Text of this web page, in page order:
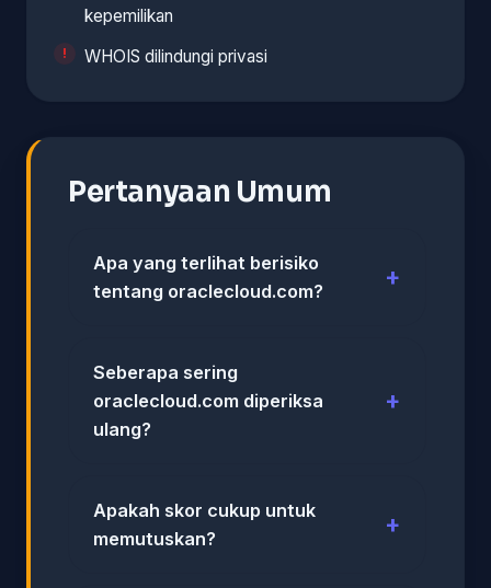
kepemilikan
WHOIS dilindungi privasi
Pertanyaan Umum
Apa yang terlihat berisiko
tentang oraclecloud.com?
Seberapa sering
oraclecloud.com diperiksa
ulang?
Apakah skor cukup untuk
memutuskan?